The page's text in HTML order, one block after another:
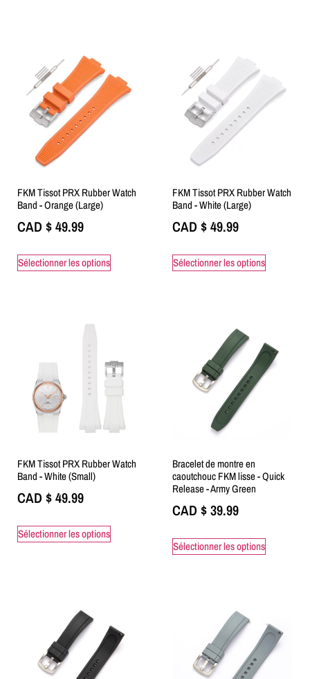
FKM Tissot PRX Rubber Watch
Band - Orange (Large)
CAD $49.99
Sélectionner les options
FKM Tissot PRX Rubber Watch
Band - White (Large)
CAD $49.99
Sélectionner les options
FKM Tissot PRX Rubber Watch
Band - White (Small)
CAD $49.99
Sélectionner les options
Bracelet de montre en
caoutchouc FKM lisse - Quick
Release - Army Green
CAD $39.99
Sélectionner les options